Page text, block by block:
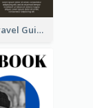
Ultimate Travel Guide To Italy Booklet